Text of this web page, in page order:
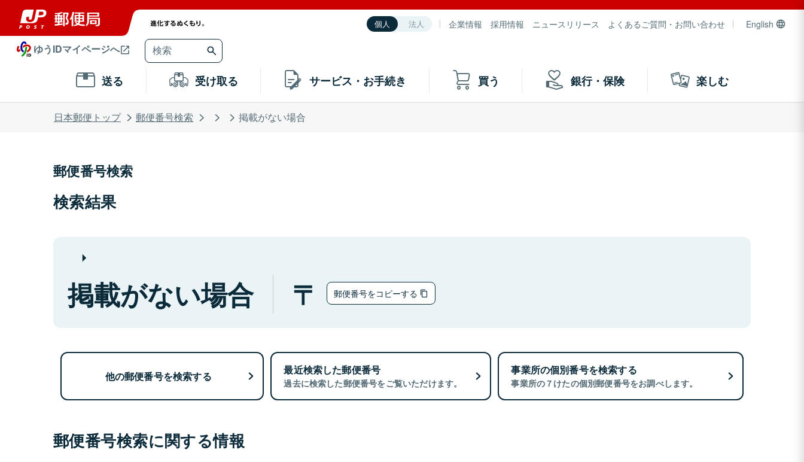
個人 法人 企業情報 採用情報 ニュースリリース よくあるご質問・お問い合わせ English
ゆうIDマイページへ
送る 受け取る サービス・お手続き 買う 銀行・保険 楽しむ
日本郵便トップ 郵便番号検索 掲載がない場合
郵便番号検索
検索結果
掲載がない場合 郵便番号をコピーする
他の郵便番号を検索する 最近検索した郵便番号
過去に検索した郵便番号をご覧いただけます。
事業所の個別番号を検索する
事業所の７けたの個別郵便番号をお調べします。
郵便番号検索に関する情報